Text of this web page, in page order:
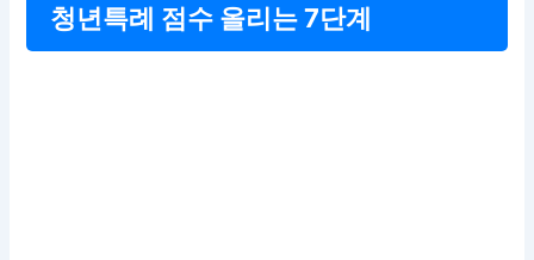
청년특례 점수 올리는 7단계